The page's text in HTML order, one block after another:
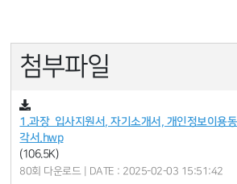
첨부파일
1.과장_입사지원서, 자기소개서, 개인정보이용
각서.hwp
(106.5K)
80회 다운로드 | DATE : 2025-02-03 15:51:42